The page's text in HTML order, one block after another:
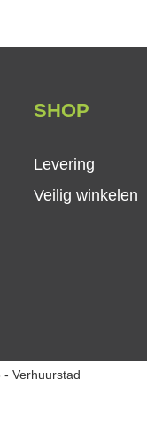
SHOP
Levering
Veilig winkelen
Verhuurstad